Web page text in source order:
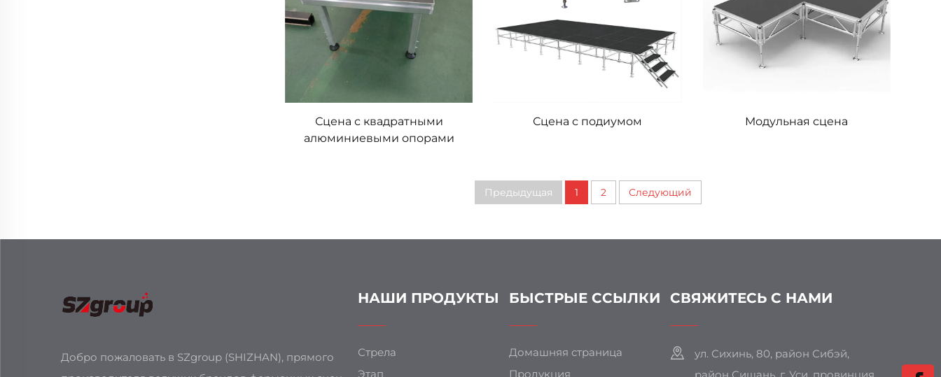
Сцена с квадратными
алюминиевыми опорами
Сцена с подиумом Модульная сцена
Предыдущая 1 2 Следующий
Добро пожаловать в SZgroup (SHIZHAN), прямого
НАШИ ПРОДУКТЫ
Стрела
Этап
БЫСТРЫЕ ССЫЛКИ
Домашняя страница
Продукция
СВЯЖИТЕСЬ С НАМИ
ул. Сихинь, 80, район Сибэй,
район Сишань, г. Уси, провинция